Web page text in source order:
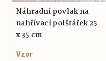
Náhradní povlak na
nahřívací polštářek 25
x 35 cm
Vzor